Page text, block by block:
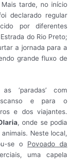
tarde, no início
declarado regular
por diferentes
do Rio Preto;
a jornada para a
grande fluxo de
‘paradas’ com
e para o
e dos viajantes.
, onde se podia
Neste local,
se o Povoado da
uma capela